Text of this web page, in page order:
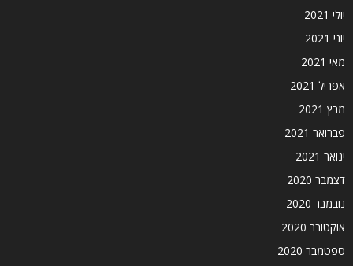
יולי 2021
יוני 2021
מאי 2021
אפריל 2021
מרץ 2021
פברואר 2021
ינואר 2021
דצמבר 2020
נובמבר 2020
אוקטובר 2020
ספטמבר 2020